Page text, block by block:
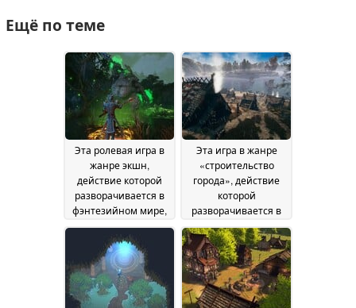
Ещё по теме
Эта ролевая игра в
жанре экшн,
действие которой
разворачивается в
фэнтезийном мире,
получила
положительные
отзывы от 74 %
игроков и сейчас
продается в Steam со
скидкой 85 %14 June
Эта игра в жанре
«строительство
города», действие
которой
разворачивается в
эпоху викингов и
которую любят 69 %
игроков, продается в
Steam со скидкой 70
%13 June 2026